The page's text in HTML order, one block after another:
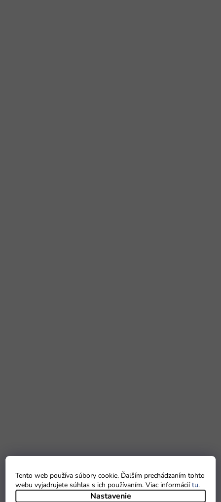
Tento web používa súbory cookie. Ďalším prechádzaním tohto
webu vyjadrujete súhlas s ich používaním. Viac informáciítu.
Nastavenie